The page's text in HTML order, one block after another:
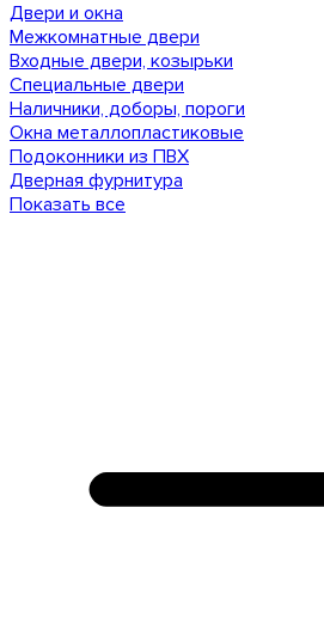
Двери и окна
Межкомнатные двери
Входные двери, козырьки
Специальные двери
Наличники, доборы, пороги
Окна металлопластиковые
Подоконники из ПВХ
Дверная фурнитура
Показать все